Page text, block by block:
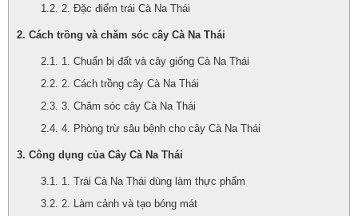
2. Đặc điểm trái Cà Na Thái
Cách trồng và chăm sóc cây Cà Na Thái
1. Chuẩn bị đất và cây giống Cà Na Thái
2. Cách trồng cây Cà Na Thái
3. Chăm sóc cây Cà Na Thái
4. Phòng trừ sâu bệnh cho cây Cà Na Thái
Công dụng của Cây Cà Na Thái
1. Trái Cà Na Thái dùng làm thực phẩm
2. Làm cảnh và tạo bóng mát